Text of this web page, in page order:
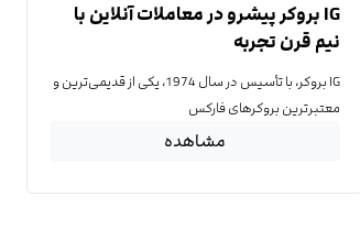
IG بروکر پیشرو در معاملات آنلاین با
نیم قرن تجربه
IG بروکر، با تأسیس در سال 1974، یکی از قدیمی‌ترین و
معتبرترین بروکرهای فارکس
مشاهده